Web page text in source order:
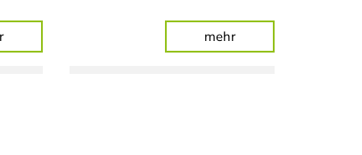
: Partielle Sonnenfinsternis und Sternschnuppen über
mehr: Forschende aus